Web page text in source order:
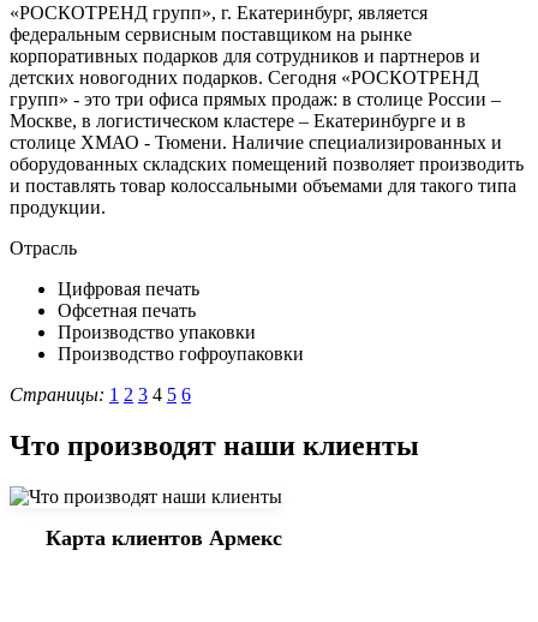
«РОСКОТРЕНД групп», г. Екатеринбург, является
федеральным сервисным поставщиком на рынке
корпоративных подарков для сотрудников и партнеров и
детских новогодних подарков. Сегодня «РОСКОТРЕНД
групп» - это три офиса прямых продаж: в столице России –
Москве, в логистическом кластере – Екатеринбурге и в
столице ХМАО - Тюмени. Наличие специализированных и
оборудованных складских помещений позволяет производить
и поставлять товар колоссальными объемами для такого типа
продукции.
Отрасль
Цифровая печать
Офсетная печать
Производство упаковки
Производство гофроупаковки
Страницы: 1 2 3 4 5 6
Что производят наши клиенты
Карта клиентов Армекс